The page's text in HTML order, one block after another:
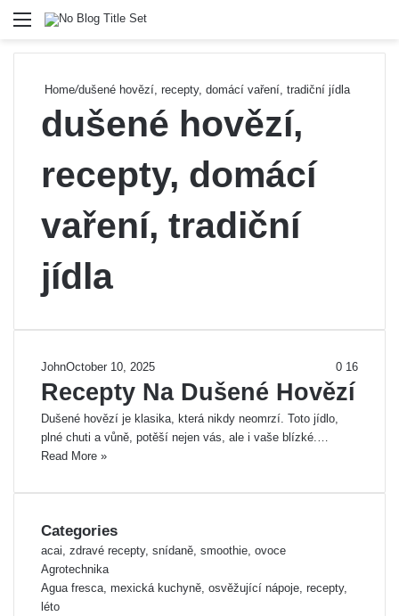
Menu
Home/dušené hovězí, recepty, domácí vaření, tradiční jídla
dušené hovězí,
recepty, domácí
vaření, tradiční
jídla
JohnOctober 10, 2025 0 16
Recepty Na Dušené Hovězí
Dušené hovězí je klasika, která nikdy neomrzí. Toto jídlo,
plné chuti a vůně, potěší nejen vás, ale i vaše blízké.…
Read More »
Categories
acai, zdravé recepty, snídaně, smoothie, ovoce
Agrotechnika
Agua fresca, mexická kuchyně, osvěžující nápoje, recepty,
léto